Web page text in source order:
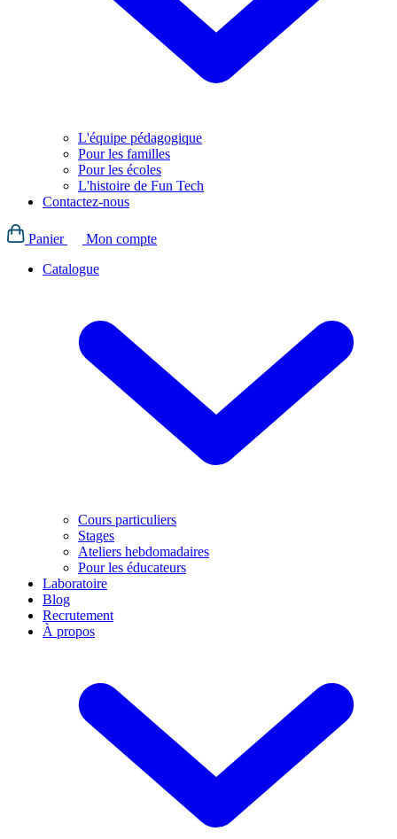
L'équipe pédagogique
Pour les familles
Pour les écoles
L'histoire de Fun Tech
Contactez-nous
Panier
Mon compte
Catalogue
Cours particuliers
Stages
Ateliers hebdomadaires
Pour les éducateurs
Laboratoire
Blog
Recrutement
À propos